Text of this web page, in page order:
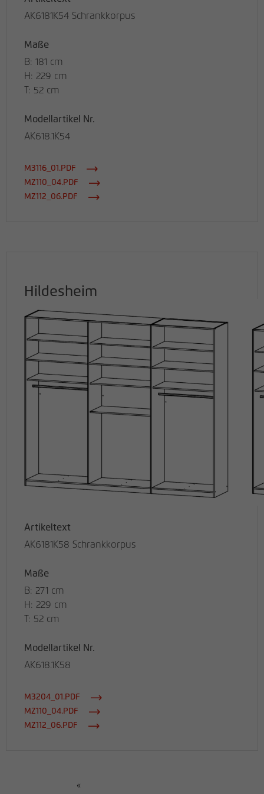
AK6181K54 Schrankkorpus
Maße
B: 181 cm
H: 229 cm
T: 52 cm
Modellartikel Nr.
AK618.1K54
M3116_01.PDF
MZ110_04.PDF
MZ112_06.PDF
Hildesheim
Artikeltext
AK6181K58 Schrankkorpus
Maße
B: 271 cm
H: 229 cm
T: 52 cm
Modellartikel Nr.
AK618.1K58
M3204_01.PDF
MZ110_04.PDF
MZ112_06.PDF
«